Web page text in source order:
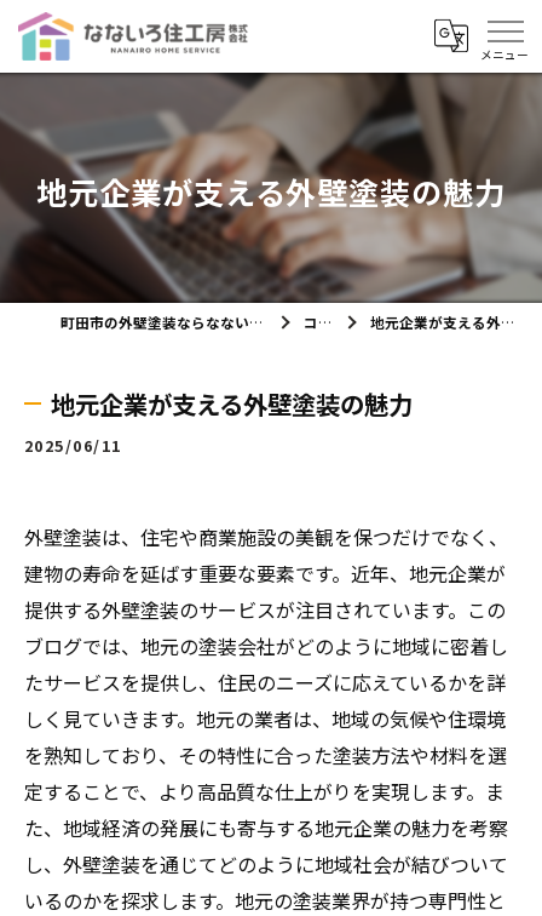
地元企業が支える外壁塗装の魅力
町田市の外壁塗装ならなないろ住工房株式会社 コラム 地元企業が支える外壁塗装の魅力
地元企業が支える外壁塗装の魅力
2025/06/11
外壁塗装は、住宅や商業施設の美観を保つだけでなく、
建物の寿命を延ばす重要な要素です。近年、地元企業が
提供する外壁塗装のサービスが注目されています。この
ブログでは、地元の塗装会社がどのように地域に密着し
たサービスを提供し、住民のニーズに応えているかを詳
しく見ていきます。地元の業者は、地域の気候や住環境
を熟知しており、その特性に合った塗装方法や材料を選
定することで、より高品質な仕上がりを実現します。ま
た、地域経済の発展にも寄与する地元企業の魅力を考察
し、外壁塗装を通じてどのように地域社会が結びついて
いるのかを探求します。地元の塗装業界が持つ専門性と